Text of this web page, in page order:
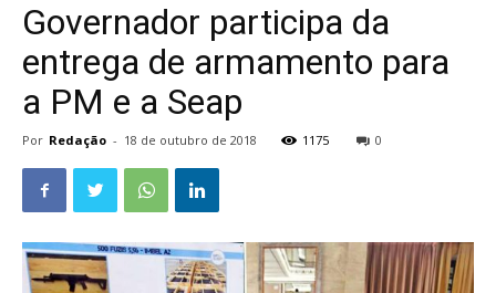
Governador participa da
entrega de armamento para
a PM e a Seap
Por Redação - 18 de outubro de 2018 1175 0